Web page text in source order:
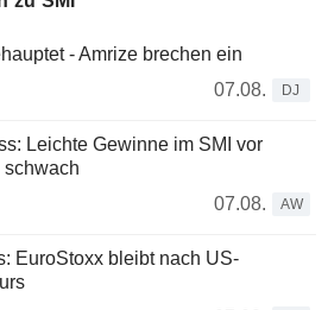
- Amrize brechen ein
07.08.
DJ
Leichte Gewinne im SMI vor
schwach
07.08.
AW
EuroStoxx bleibt nach US-